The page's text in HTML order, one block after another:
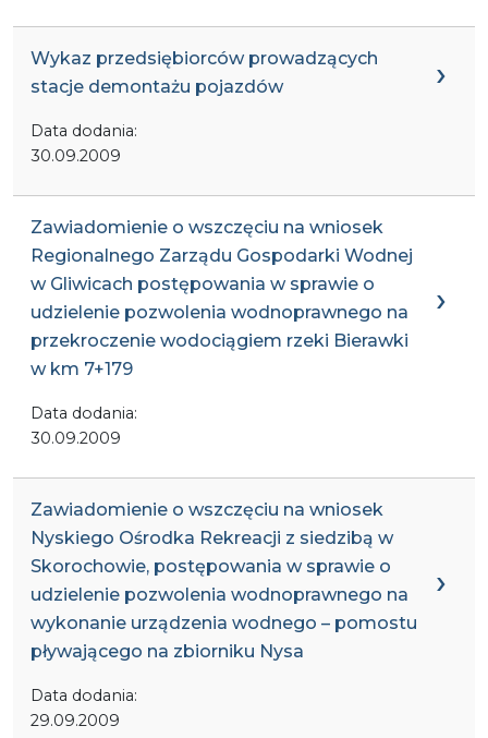
Wykaz przedsiębiorców prowadzących
stacje demontażu pojazdów
Data dodania:
30.09.2009
Zawiadomienie o wszczęciu na wniosek
Regionalnego Zarządu Gospodarki Wodnej
w Gliwicach postępowania w sprawie o
udzielenie pozwolenia wodnoprawnego na
przekroczenie wodociągiem rzeki Bierawki
w km 7+179
Data dodania:
30.09.2009
Zawiadomienie o wszczęciu na wniosek
Nyskiego Ośrodka Rekreacji z siedzibą w
Skorochowie, postępowania w sprawie o
udzielenie pozwolenia wodnoprawnego na
wykonanie urządzenia wodnego – pomostu
pływającego na zbiorniku Nysa
Data dodania:
29.09.2009